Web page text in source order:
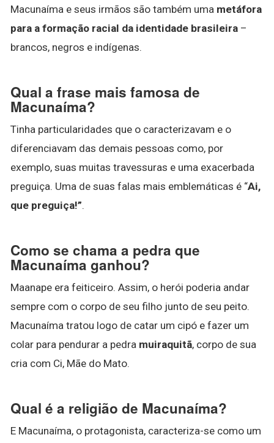
Macunaíma e seus irmãos são também uma metáfora
para a formação racial da identidade brasileira –
brancos, negros e indígenas.
Qual a frase mais famosa de
Macunaíma?
Tinha particularidades que o caracterizavam e o
diferenciavam das demais pessoas como, por
exemplo, suas muitas travessuras e uma exacerbada
preguiça. Uma de suas falas mais emblemáticas é “Ai,
que preguiça!”.
Como se chama a pedra que
Macunaíma ganhou?
Maanape era feiticeiro. Assim, o herói poderia andar
sempre com o corpo de seu filho junto de seu peito.
Macunaíma tratou logo de catar um cipó e fazer um
colar para pendurar a pedra muiraquitã, corpo de sua
cria com Ci, Mãe do Mato.
Qual é a religião de Macunaíma?
E Macunaíma, o protagonista, caracteriza-se como um